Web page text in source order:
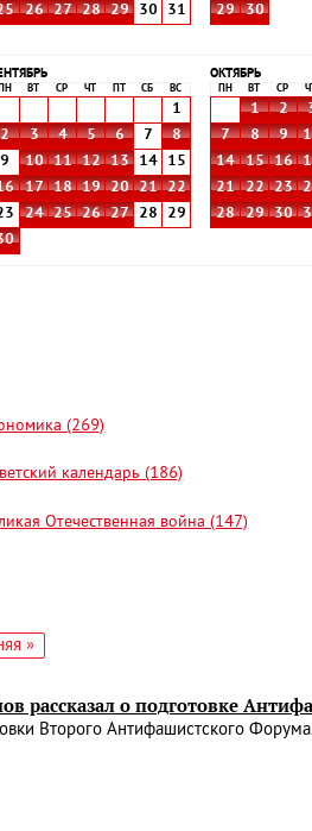
26 27 28 29 30 31
29
30
ПН ВТ СР ЧТ СБ ВС
1
2
3 4 5 6 7
8
9
10 11 12 13 14
15
17 18 19 20 21
22
24 25 26 27 28
29
ОКТЯБРЬ
ПН ВТ СР ЧТ
1 2
7
8 9
14
15 16
21
22 23
28
29 30
(269)
календарь (186)
Отечественная война (147)
»
рассказал о подготовке
Второго Антифашистского